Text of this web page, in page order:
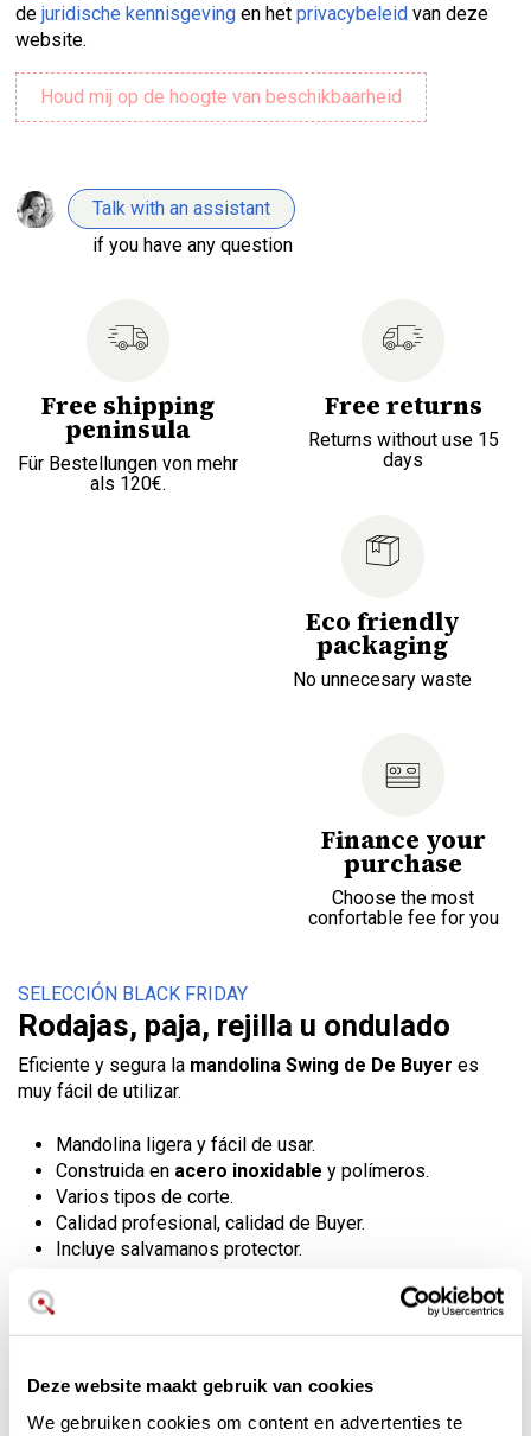
Deze website maakt gebruik van cookies
We gebruiken cookies om content en advertenties te
dejuridische kennisgeving en hetprivacybeleid van deze
website.
Talk with an assistant
if you have any question
Free shipping
peninsula
Für Bestellungen von mehr
als 120€.
Free returns
Returns without use 15
days
Eco friendly
packaging
No unnecesary waste
Finance your
purchase
Choose the most
confortable fee for you
SELECCIÓN BLACK FRIDAY
Rodajas, paja, rejilla u ondulado
Eficiente y segura la mandolina Swing de De Buyer es
muy fácil de utilizar.
Mandolina ligera y fácil de usar.
Construida en acero inoxidable y polímeros.
Varios tipos de corte.
Calidad profesional, calidad de Buyer.
Incluye salvamanos protector.
De Buyer Swing
Mandoline